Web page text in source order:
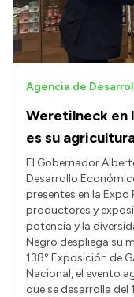
Weretilneck en
es su
Agencia de
El Gobernador
Desarrollo
presentes en la
productores y
potencia y la
Negro despliega su
138° Exposición de
Nacional, el evento
que se desarrolla del